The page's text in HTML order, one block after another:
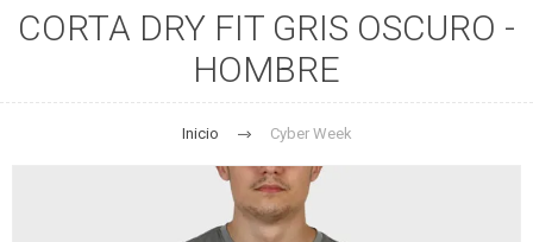
CORTA DRY FIT GRIS OSCURO -
HOMBRE
Inicio Cyber Week